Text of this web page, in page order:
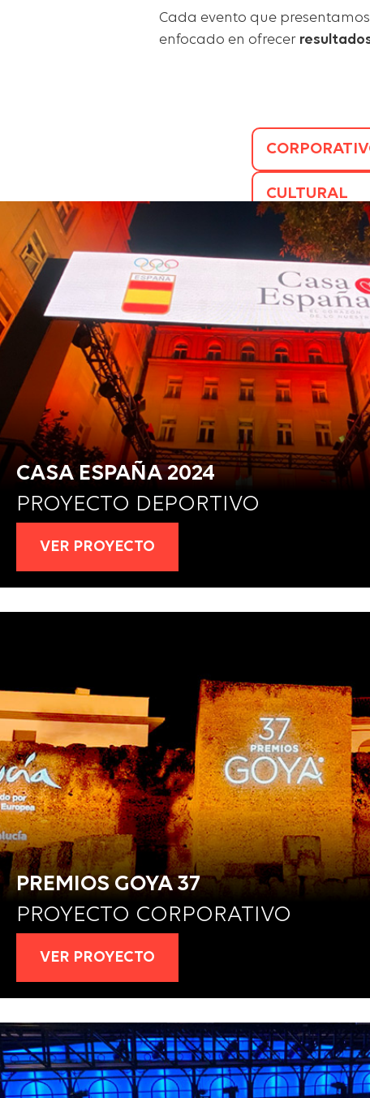
Cada evento que
enfocado en ofrecer
CASA ESPAÑA 2024
PROYECTO DEPORTIVO
VER PROYECTO
PREMIOS GOYA 37
PROYECTO CORPORATIVO
VER PROYECTO